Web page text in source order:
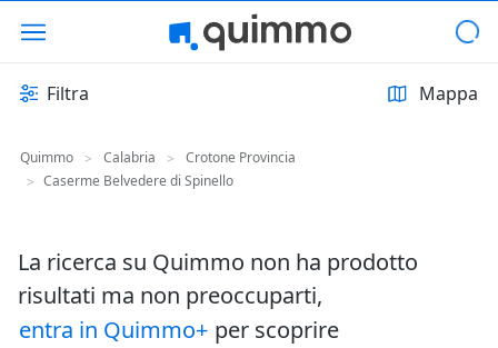
Filtra Mappa
Quimmo > Calabria >
Crotone Provincia
> Caserme Belvedere di Spinello
La ricerca su Quimmo non ha prodotto
risultati ma non preoccuparti,
entra in Quimmo+ per scoprire